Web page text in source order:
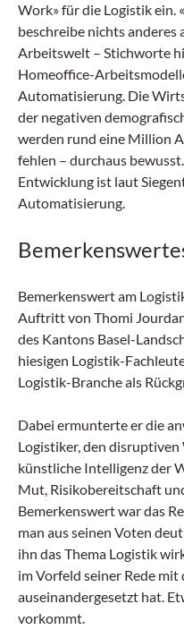
Work» für die Logistik ein.
beschreibe nichts anderes
Arbeitswelt – Stichworte
Homeoffice-
Automatisierung. Die
der negativen
werden rund eine Million
fehlen – durchaus
Entwicklung ist laut
Automatisierung.
Bemerkenswert am
Auftritt von Thomi
des Kantons Basel-
hiesigen Logistik-
Logistik-Branche als
Dabei ermunterte er die
Logistiker, den
künstliche Intelligenz der
Mut, Risikobereitschaft
Bemerkenswert war das
man aus seinen Voten
ihn das Thema Logistik
im Vorfeld seiner Rede
auseinandergesetzt hat.
vorkommt.